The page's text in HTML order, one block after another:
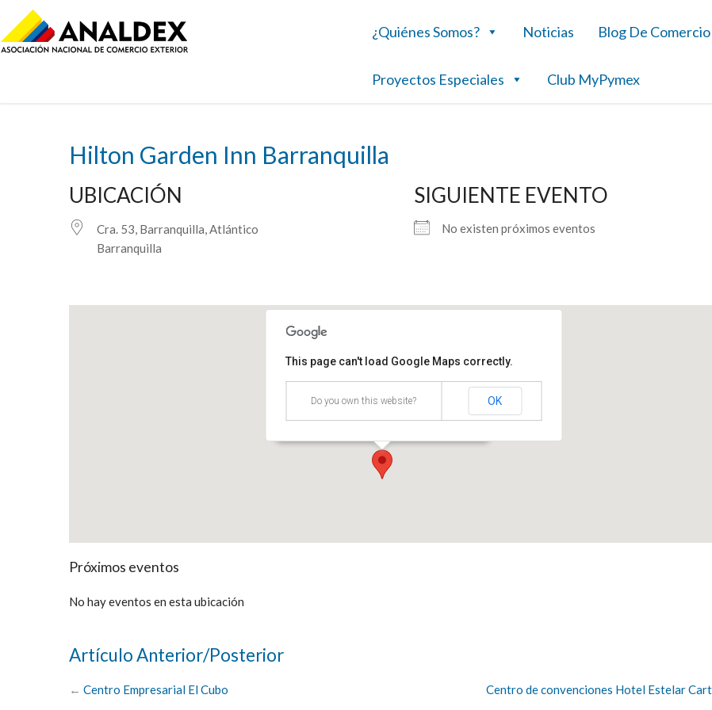
¿Quiénes Somos? Noticias Blog De
Proyectos Especiales Club MyPymex
Hilton Garden Inn Barranquilla
UBICACIÓN
Cra. 53, Barranquilla, Atlántico
Barranquilla
SIGUIENTE EVENTO
No existen próximos eventos
Hilton Garden Inn Barranquilla
Cra. 53, Barranquilla, Atlántico - Barranquilla
This page can't load Google Maps correctly.
Do you own this website? OK
Próximos eventos
No hay eventos en esta ubicación
Artículo Anterior/Posterior
← Centro Empresarial El Cubo Centro de convenciones Hotel Estelar